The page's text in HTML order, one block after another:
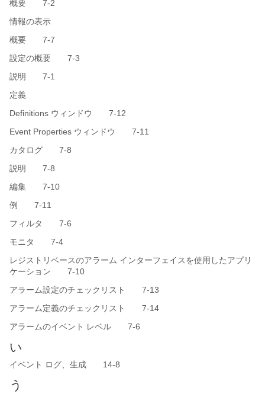
概要 7-2
情報の表示
概要 7-7
設定の概要 7-3
説明 7-1
定義
Definitions ウィンドウ 7-12
Event Properties ウィンドウ 7-11
カタログ 7-8
説明 7-8
編集 7-10
例 7-11
フィルタ 7-6
モニタ 7-4
レジストリベースのアラーム インターフェイスを使用したアプリ
ケーション 7-10
アラーム設定のチェックリスト 7-13
アラーム定義のチェックリスト 7-14
アラームのイベント レベル 7-6
い
イベント ログ、生成 14-8
う